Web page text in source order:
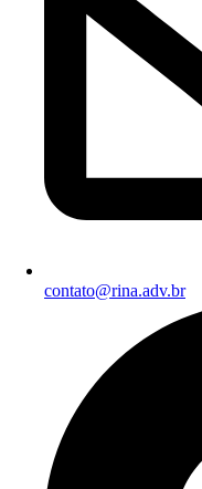
contato@rina.adv.br